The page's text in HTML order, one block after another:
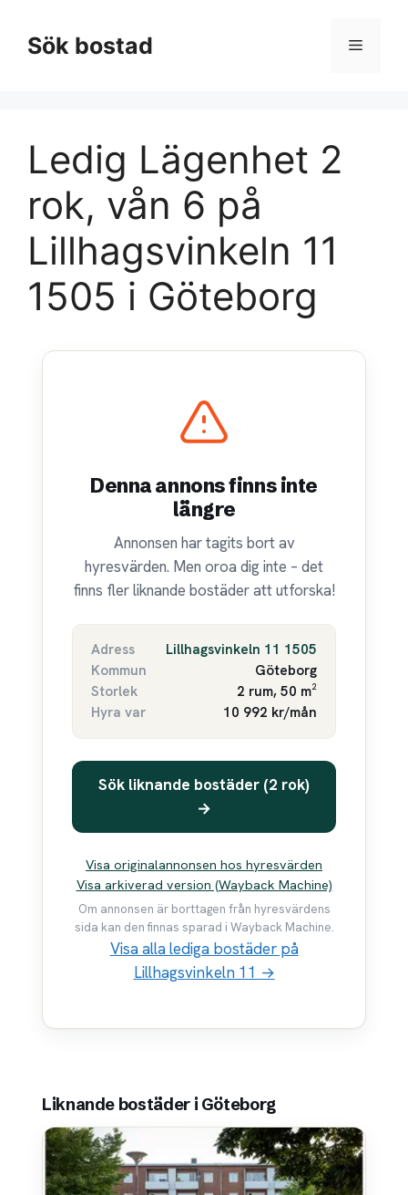
innehållSök bostad Meny
Ledig Lägenhet 2
rok, vån 6 på
Lillhagsvinkeln 11
1505 i Göteborg
Denna annons finns inte
längre
Annonsen har tagits bort av
hyresvärden. Men oroa dig inte – det
finns fler liknande bostäder att utforska!
Adress
Lillhagsvinkeln 11 1505
Kommun
Göteborg
Storlek
2 rum, 50 m²
Hyra var
10 992 kr/mån
Sök liknande bostäder (2 rok)
→
Visa originalannonsen hos hyresvärden
Visa arkiverad version (Wayback Machine)
Om annonsen är borttagen från hyresvärdens
sida kan den finnas sparad i Wayback Machine.
Visa alla lediga bostäder på
Lillhagsvinkeln 11 →
Liknande bostäder i Göteborg